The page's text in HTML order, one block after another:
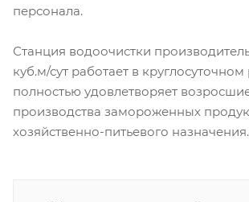
персонала.
Станция водоочистки
куб.м/сут работает в
полностью удовлетворяет
производства замороженных
хозяйственно-питьевого назначения.